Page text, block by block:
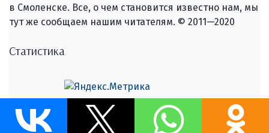
в Смоленске. Все, о чем становится известно нам, мы
тут же сообщаем нашим читателям. © 2011—2020
Статистика